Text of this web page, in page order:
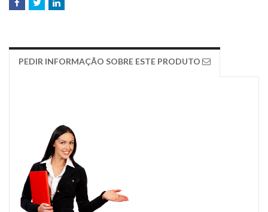
PEDIR INFORMAÇÃO SOBRE ESTE PRODUTO